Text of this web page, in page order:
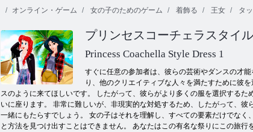
プリンセスハードタイムス
ファッション
界の白雪姫
オンライン・ゲーム 女の子のためのゲーム 着飾る 王女 タ
プリンセスコーチェラスタイ
Princess Coachella Style Dress 1
すぐに任意の参加者は、彼らの芸術やダンスの才
り、他のクリエイティブな人々を満たすために彼
スのように来てほしいです。 したがって、彼らがより多くの服を選択する
いに座ります。 非常に難しいが、非現実的な対処するため、したがって、
一緒にもたらすでしょう。 女の子はそれを理解し、すべての要素だけでな
と方法を見つけ出すことはできません。 あなたはこの有名な祭りにこの旅